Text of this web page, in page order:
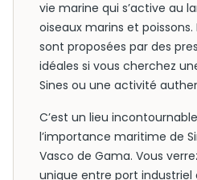
vie marine qui s’active au
oiseaux marins et
sont proposées par des
idéales si vous cherchez
Sines ou une activité
C’est un lieu
l’importance maritime de
Vasco de Gama. Vous
unique entre port